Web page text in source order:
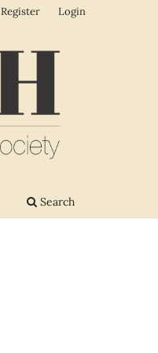
Search
Register Login